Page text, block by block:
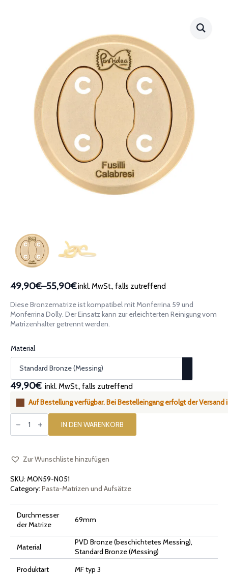
49,90€–55,90€
Preisspanne:
49,90€
bis
55,90€
inkl. MwSt., falls zutreffend
Diese Bronzematrize ist kompatibel mit Monferrina 59 und
Monferrina Dolly. Der Einsatz kann zur erleichterten Reinigung vom
Matrizenhalter getrennt werden.
Material
49,90€ inkl. MwSt., falls zutreffend
Auf Bestellung verfügbar. Bei Bestelleingang erfolgt der
Montiertes
Bronzematrize
Fusilli
mit
und
Monferrina
Dolly
Menge
IN DEN WARENKORB
Zur Wunschliste hinzufügen
SKU: MON59-N051
Category: Pasta-Matrizen und Aufsätze
Durchmesser
der Matrize
69mm
Material
PVD Bronze (beschichtetes Messing),
Standard Bronze (Messing)
Produktart
MF typ 3